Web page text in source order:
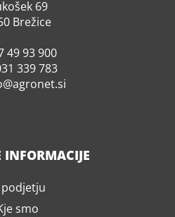
69
Brežice
49 93 900
339 783
agronet.si
INFORMACIJE
podjetju
smo